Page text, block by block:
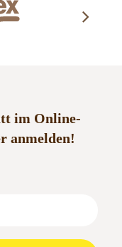
im Online-
anmelden!